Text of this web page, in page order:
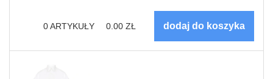
0ARTYKUŁY 0.00 ZŁ